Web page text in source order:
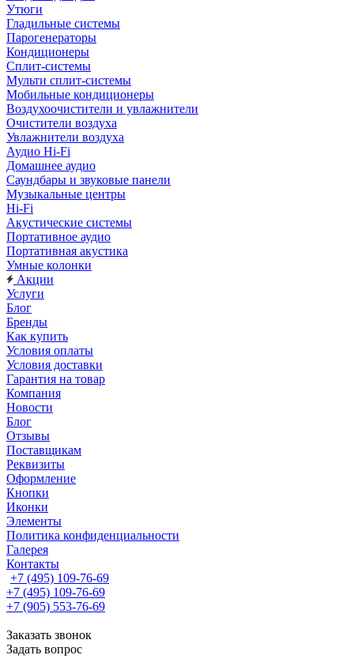
Утюги
Гладильные системы
Парогенераторы
Кондиционеры
Сплит-системы
Мульти сплит-системы
Мобильные кондиционеры
Воздухоочистители и увлажнители
Очистители воздуха
Увлажнители воздуха
Аудио Hi-Fi
Домашнее аудио
Саундбары и звуковые панели
Музыкальные центры
Hi-Fi
Акустические системы
Портативное аудио
Портативная акустика
Умные колонки
Акции
Услуги
Блог
Бренды
Как купить
Условия оплаты
Условия доставки
Гарантия на товар
Компания
Новости
Блог
Отзывы
Поставщикам
Реквизиты
Оформление
Кнопки
Иконки
Элементы
Политика конфиденциальности
Галерея
Контакты
+7 (495) 109-76-69
+7 (495) 109-76-69
+7 (905) 553-76-69
Заказать звонок
Задать вопрос